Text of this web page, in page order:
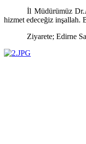
İl Müdürümüz
hizmet edeceğiz inşallah.
Ziyarete; Edirne